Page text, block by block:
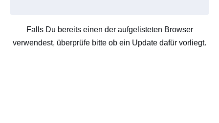
Falls Du bereits einen der aufgelisteten Browser
verwendest, überprüfe bitte ob ein Update dafür vorliegt.